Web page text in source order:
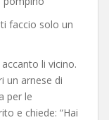
faccio solo un
li vicino.
un arnese di
per le
e chiede: “Hai